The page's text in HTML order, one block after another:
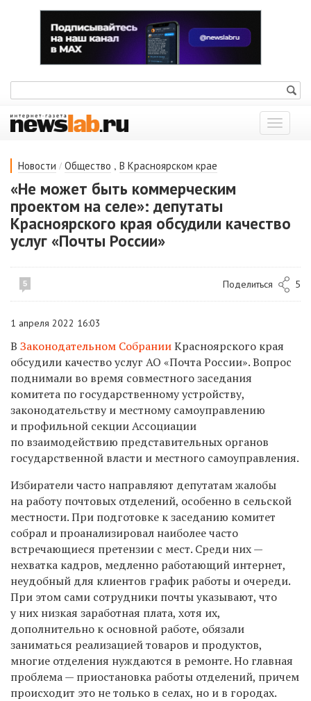
Показать
меню
Новости / Общество , В Красноярском крае
«Не может быть коммерческим
проектом на селе»: депутаты
Красноярского края обсудили качество
услуг «Почты России»
5 Поделиться 5
1 апреля 2022 16:03
В Законодательном СобранииКрасноярского края
обсудили качество услуг АО «Почта России». Вопрос
поднимали во время совместного заседания
комитета по государственному устройству,
законодательству и местному самоуправлению
и профильной секции Ассоциации
по взаимодействию представительных органов
государственной власти и местного самоуправления.
Избиратели часто направляют депутатам жалобы
на работу почтовых отделений, особенно в сельской
местности. При подготовке к заседанию комитет
собрал и проанализировал наиболее часто
встречающиеся претензии с мест. Среди них —
нехватка кадров, медленно работающий интернет,
неудобный для клиентов график работы и очереди.
При этом сами сотрудники почты указывают, что
у них низкая заработная плата, хотя их,
дополнительно к основной работе, обязали
заниматься реализацией товаров и продуктов,
многие отделения нуждаются в ремонте. Но главная
проблема — приостановка работы отделений, причем
происходит это не только в селах, но и в городах.